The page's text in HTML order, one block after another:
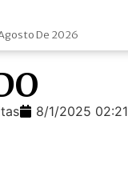
De 2026
8/1/2025 02:21